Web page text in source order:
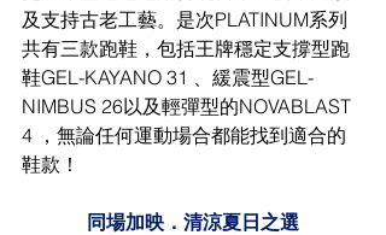
及支持古老工藝。是次PLATINUM系列
共有三款跑鞋，包括王牌穩定支撐型跑
鞋GEL-KAYANO 31 、緩震型GEL-
NIMBUS 26以及輕彈型的NOVABLAST
4 ，無論任何運動場合都能找到適合的
鞋款！
同場加映．清涼夏日之選